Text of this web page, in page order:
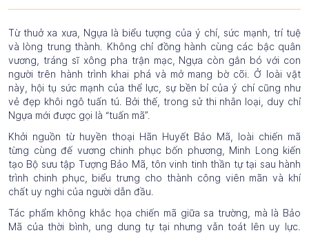
Từ thuở xa xưa, Ngựa là biểu tượng của ý chí, sức mạnh, trí tuệ
và lòng trung thành. Không chỉ đồng hành cùng các bậc quân
vương, tráng sĩ xông pha trận mạc, Ngựa còn gắn bó với con
người trên hành trình khai phá và mở mang bờ cõi. Ở loài vật
này, hội tụ sức mạnh của thể lực, sự bền bỉ của ý chí cũng như
vẻ đẹp khôi ngô tuấn tú. Bởi thế, trong sử thi nhân loại, duy chỉ
Ngựa mới được gọi là “tuấn mã”.
Khởi nguồn từ huyền thoại Hãn Huyết Bảo Mã, loài chiến mã
từng cùng đế vương chinh phục bốn phương, Minh Long kiến
tạo Bộ sưu tập Tượng Bảo Mã, tôn vinh tinh thần tự tại sau hành
trình chinh phục, biểu trưng cho thành công viên mãn và khí
chất uy nghi của người dẫn đầu.
Tác phẩm không khắc họa chiến mã giữa sa trường, mà là Bảo
Mã của thời bình, ung dung tự tại nhưng vẫn toát lên uy lực.